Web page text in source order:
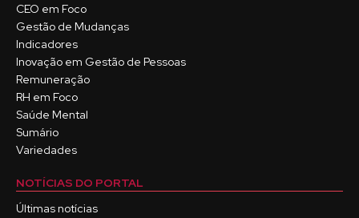
CEO em Foco
Gestão de Mudanças
Indicadores
Inovação em Gestão de Pessoas
Remuneração
RH em Foco
Saúde Mental
Sumário
Variedades
NOTÍCIAS DO PORTAL
Últimas notícias